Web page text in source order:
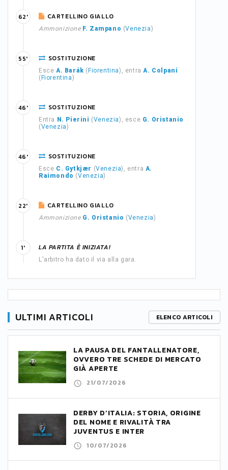
CARTELLINO GIALLO
Ammonizione F. Zampano (Venezia)
62'
SOSTITUZIONE
Esce A. Barák ( Fiorentina), entraA. Colpani
( Fiorentina)
55'
SOSTITUZIONE
Entra N. Pierini (Venezia), esce G. Oristanio
(Venezia)
46'
SOSTITUZIONE
Esce C. Gytkjær (Venezia), entra A.
Raimondo (Venezia)
46'
CARTELLINO GIALLO
Ammonizione G. Oristanio (Venezia)
22'
LA PARTITA È INIZIATA!
L'arbitro ha dato il via alla gara.
1'
ULTIMI ARTICOLI ELENCO ARTICOLI
LA PAUSA DEL FANTALLENATORE,
OVVERO TRE SCHEDE DI MERCATO
GIÀ APERTE
21/07/2026
DERBY D’ITALIA: STORIA, ORIGINE
DEL NOME E RIVALITÀ TRA
JUVENTUS E INTER
10/07/2026